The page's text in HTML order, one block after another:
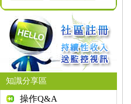
知識分享區
操作Q&A